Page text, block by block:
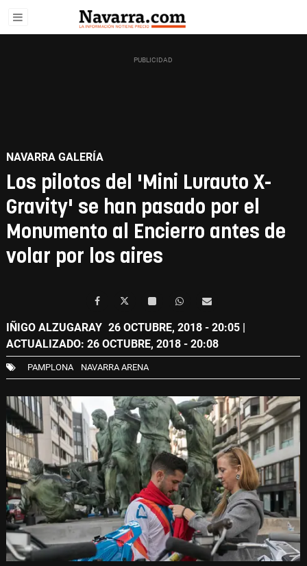
NAVARRA GALERÍA
Los pilotos del 'Mini Lurauto X-
Gravity' se han pasado por el
Monumento al Encierro antes de
volar por los aires
IÑIGO ALZUGARAY 26 OCTUBRE, 2018 - 20:05 |
ACTUALIZADO: 26 OCTUBRE, 2018 - 20:08
PAMPLONA NAVARRA ARENA